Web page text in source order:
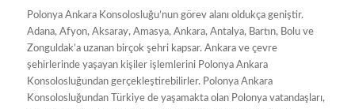
Polonya Ankara Konsolosluğu’nun görev alanı oldukça geniştir.
Adana, Afyon, Aksaray, Amasya, Ankara, Antalya, Bartın, Bolu ve
Zonguldak’a uzanan birçok şehri kapsar. Ankara ve çevre
şehirlerinde yaşayan kişiler işlemlerini Polonya Ankara
Konsolosluğundan gerçekleştirebilirler. Polonya Ankara
Konsolosluğundan Türkiye de yaşamakta olan Polonya vatandaşları,